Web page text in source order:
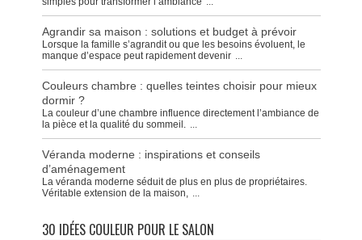
Agrandir sa maison : solutions et budget à prévoir
Lorsque la famille s’agrandit ou que les besoins évoluent, le
manque d’espace peut rapidement devenir ...
Couleurs chambre : quelles teintes choisir pour mieux
dormir ?
La couleur d’une chambre influence directement l’ambiance de
la pièce et la qualité du sommeil. ...
Véranda moderne : inspirations et conseils
d’aménagement
La véranda moderne séduit de plus en plus de propriétaires.
Véritable extension de la maison, ...
30 IDÉES COULEUR POUR LE SALON